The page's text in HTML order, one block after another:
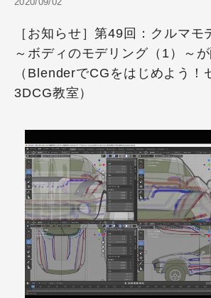
［お知らせ］第49回：クルマモ
～ボディのモデリング（1）～
（BlenderでCGをはじめよう！
3DCG教室）